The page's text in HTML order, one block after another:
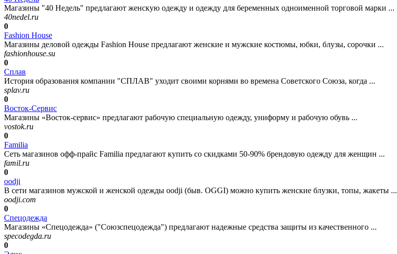
Магазины "40 Недель" предлагают женскую одежду и одежду для беременных одноименной торговой марки ...
40nedel.ru
0
Fashion House
Магазины деловой одежды Fashion House предлагают женские и мужские костюмы, юбки, блузы, сорочки ...
fashionhouse.su
0
Сплав
История образования компании "СПЛАВ" уходит своими корнями во времена Советского Союза, когда ...
splav.ru
0
Восток-Сервис
Магазины «Восток-сервис» предлагают рабочую специальную одежду, униформу и рабочую обувь ...
vostok.ru
0
Familia
Сеть магазинов офф-прайс Familia предлагают купить со скидками 50-90% брендовую одежду для женщин ...
famil.ru
0
oodji
В сети магазинов мужской и женской одежды oodji (быв. OGGI) можно купить женские блузки, топы, жакеты ...
oodji.com
0
Спецодежда
Магазины «Спецодежда» ("Союзспецодежда") предлагают надежные средства защиты из качественного ...
specodegda.ru
0